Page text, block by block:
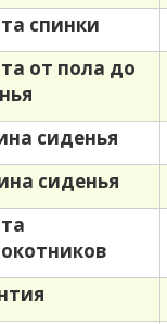
спинки
от пола до
сиденья
сиденья